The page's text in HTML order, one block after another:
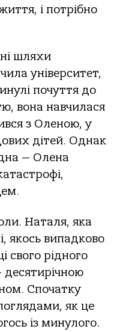
і потрібно
шляхи
університет,
почуття до
вона навчилася
з Оленою, у
дітей. Однак
— Олена
Наталя, яка
якось випадково
свого рідного
десятирічною
Спочатку
як це
із минулого.